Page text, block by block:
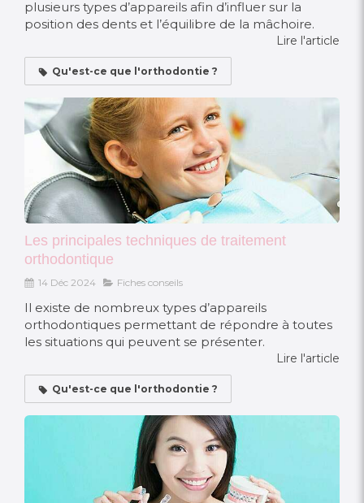
plusieurs types d’appareils afin d’influer sur la
position des dents et l’équilibre de la mâchoire.
Lire l'article
Qu'est-ce que l'orthodontie ?
Les principales techniques de traitement
orthodontique
14 Déc 2024 Fiches conseils
Il existe de nombreux types d’appareils
orthodontiques permettant de répondre à toutes
les situations qui peuvent se présenter.
Lire l'article
Qu'est-ce que l'orthodontie ?